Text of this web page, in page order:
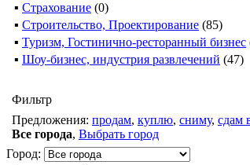
▪ Страхование (0)
▪ Строительство, Проектирование (85)
▪ Туризм, Гостинично-ресторанный бизнес
▪ Шоу-бизнес, индустрия развлечений (47)
Фильтр
Предложения: продам, куплю, сниму, сдам
Все города, Выбрать город
Город: